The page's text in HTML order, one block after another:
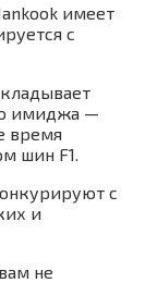
имеет
с
имиджа —
время
шин F1.
с
и
не